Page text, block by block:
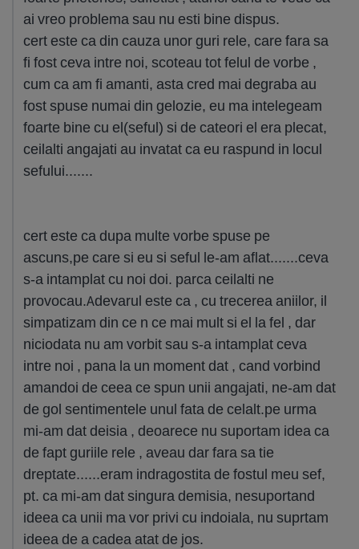
ai vreo problema sau nu esti bine dispus.
cert este ca din cauza unor guri rele, care fara sa
fi fost ceva intre noi, scoteau tot felul de vorbe ,
cum ca am fi amanti, asta cred mai degraba au
fost spuse numai din gelozie, eu ma intelegeam
foarte bine cu el(seful) si de cateori el era plecat,
ceilalti angajati au invatat ca eu raspund in locul
sefului.......
cert este ca dupa multe vorbe spuse pe
ascuns,pe care si eu si seful le-am aflat.......ceva
s-a intamplat cu noi doi. parca ceilalti ne
provocau.Adevarul este ca , cu trecerea aniilor, il
simpatizam din ce n ce mai mult si el la fel , dar
niciodata nu am vorbit sau s-a intamplat ceva
intre noi , pana la un moment dat , cand vorbind
amandoi de ceea ce spun unii angajati, ne-am dat
de gol sentimentele unul fata de celalt.pe urma
mi-am dat deisia , deoarece nu suportam idea ca
de fapt guriile rele , aveau dar fara sa tie
dreptate......eram indragostita de fostul meu sef,
pt. ca mi-am dat singura demisia, nesuportand
ideea ca unii ma vor privi cu indoiala, nu suprtam
ideea de a cadea atat de jos.